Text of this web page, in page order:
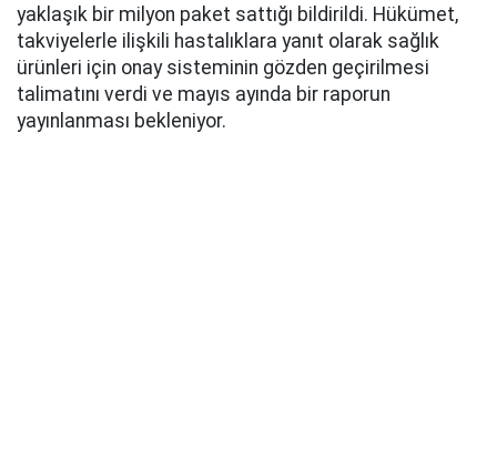
yaklaşık bir milyon paket sattığı bildirildi. Hükümet,
takviyelerle ilişkili hastalıklara yanıt olarak sağlık
ürünleri için onay sisteminin gözden geçirilmesi
talimatını verdi ve mayıs ayında bir raporun
yayınlanması bekleniyor.